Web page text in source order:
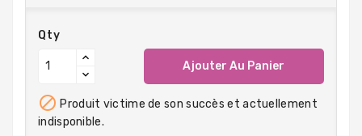
Qty
Ajouter Au Panier
 Produit victime de son succès et actuellement
indisponible.